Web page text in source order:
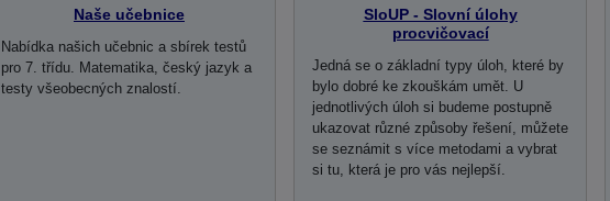
Naše učebnice
Nabídka našich učebnic a sbírek testů
pro 7. třídu. Matematika, český jazyk a
testy všeobecných znalostí.
SloUP - Slovní úlohy
procvičovací
Jedná se o základní typy úloh, které by
bylo dobré ke zkouškám umět. U
jednotlivých úloh si budeme postupně
ukazovat různé způsoby řešení, můžete
se seznámit s více metodami a vybrat
si tu, která je pro vás nejlepší.